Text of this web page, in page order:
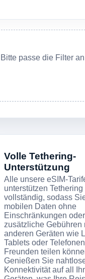
Bitte passe die Filter
Volle Tethering-
Unterstützung
Alle unsere eSIM-
unterstützen Tethering
vollständig, sodass
mobilen Daten ohne
Einschränkungen oder
zusätzliche Gebühren
anderen Geräten wie
Tablets oder
Freunden teilen
Genießen Sie
Konnektivität auf all